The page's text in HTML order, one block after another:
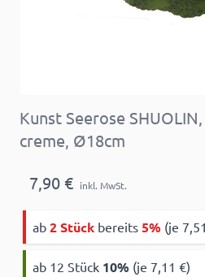
Kunst Seerose
creme, Ø18cm
7,90 € inkl. MwSt.
ab 2 Stück bereits 5% (je
ab 12 Stück 10% (je 7,11 €)